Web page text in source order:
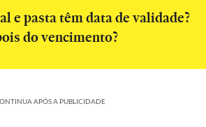
e pasta têm data de validade?
do vencimento?
APÓS A PUBLICIDADE